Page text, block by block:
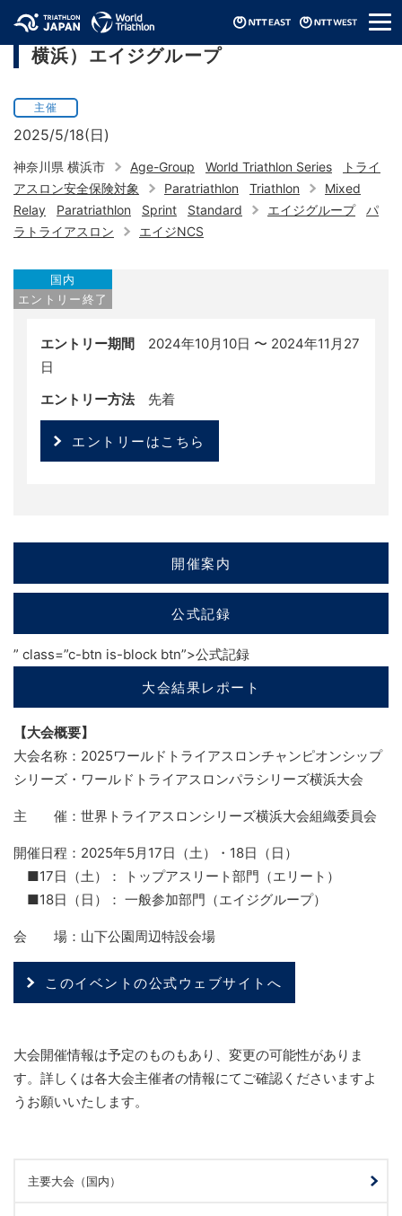
メ
ニ
ワールドトライアスロンシリーズ（2025/
横浜）エイジグループ
主催
2025/5/18(日)
神奈川県 横浜市 Age-Group World Triathlon Series
トライ
アスロン安全保険対象
Paratriathlon Triathlon
Mixed
Relay
Paratriathlon Sprint Standard エイジグループ
パ
ラトライアスロン
エイジNCS
国内
エントリー終了
エントリー期間 2024年10月10日 〜 2024年11月27
日
エントリー方法先着
エントリーはこちら
開催案内
公式記録
” class=”c-btn is-block btn”>公式記録
大会結果レポート
【大会概要】
大会名称：2025ワールドトライアスロンチャンピオンシップ
シリーズ・ワールドトライアスロンパラシリーズ横浜大会
主 催：世界トライアスロンシリーズ横浜大会組織委員会
開催日程：2025年5月17日（土）・18日（日）
■17日（土）： トップアスリート部門（エリート）
■18日（日）： 一般参加部門（エイジグループ）
会 場：山下公園周辺特設会場
このイベントの公式ウェブサイトへ
大会開催情報は予定のものもあり、変更の可能性がありま
す。詳しくは各大会主催者の情報にてご確認くださいますよ
うお願いいたします。
主要大会（国内）